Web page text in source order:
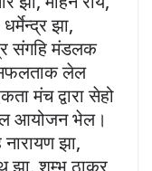
झा,
संगहि मंडलक
लेल
मंच द्वारा सेहो
आयोजन भेल।
झा,